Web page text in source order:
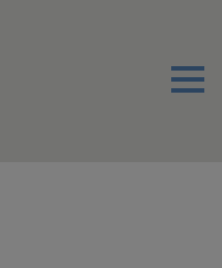
Menu